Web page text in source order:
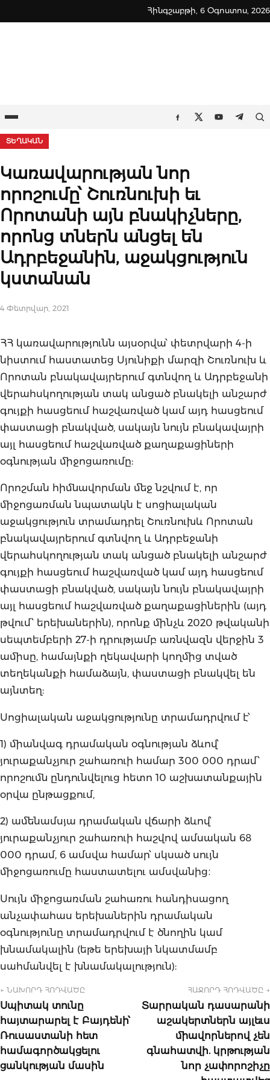
to
Հինգշաբթի, 6 Օգոստոս, 2026
Ընտրացանկ Facebook
TwitterYoutube
ՏԵՂԱԿԱՆ
Կառավարության նոր
որոշումը՝ Շուռնուխի եւ
Որոտանի այն բնակիչները,
որոնց տներն անցել են
Ադրբեջանին, աջակցություն
կստանան
4 Փետրվար, 2021
ՀՀ կառավարությունն այսօրվա՝ փետրվարի 4-ի
նիստում հաստատեց Սյունիքի մարզի Շուռնուխ և
Որոտան բնակավայրերում գտնվող և Ադրբեջանի
վերահսկողության տակ անցած բնակելի անշարժ
գույքի հասցեում հաշվառված կամ այդ հասցեում
փաստացի բնակված, սակայն նույն բնակավայրի
այլ հասցեում հաշվառված քաղաքացիների
օգնության միջոցառումը:
Որոշման հիմնավորման մեջ նշվում է, որ
միջոցառման նպատակն է սոցիալական
աջակցություն տրամադրել Շուռնուխև Որոտան
բնակավայրերում գտնվող և Ադրբեջանի
վերահսկողության տակ անցած բնակելի անշարժ
գույքի հասցեում հաշվառված կամ այդ հասցեում
փաստացի բնակված, սակայն նույն բնակավայրի
այլ հասցեում հաշվառված քաղաքացիներին (այդ
թվում՝ երեխաներին), որոնք մինչև 2020 թվականի
սեպտեմբերի 27-ի դրությամբ առնվազն վերջին 3
ամիսը, համայնքի ղեկավարի կողմից տված
տեղեկանքի համաձայն, փաստացի բնակվել են
այնտեղ:
Սոցիալական աջակցությունը տրամադրվում է՝
1) միանվագ դրամական օգնության ձևով՝
յուրաքանչյուր շահառուի համար 300 000 դրամ՝
որոշումն ընդունվելուց հետո 10 աշխատանքային
օրվա ընթացքում,
2) ամենամսյա դրամական վճարի ձևով՝
յուրաքանչյուր շահառուի հաշվով ամսական 68
000 դրամ, 6 ամսվա համար՝ սկսած սույն
միջոցառումը հաստատելու ամսվանից։
Սույն միջոցառման շահառու հանդիսացող
անչափահաս երեխաներին դրամական
օգնությունը տրամադրվում է ծնողին կամ
խնամակալին (եթե երեխայի նկատմամբ
սահմանվել է խնամակալություն):
← ՆԱԽՈՐԴ ՀՈԴՎԱԾԸ
Սպիտակ տունը
հայտարարել է Բայդենի՝
Ռուսաստանի հետ
համագործակցելու
ցանկության մասին
ՀԱՋՈՐԴ ՀՈԴՎԱԾԸ →
Տարրական դասարանի
աշակերտներն այլեւս
միավորներով չեն
գնահատվի. կրթության
նոր չափորոշիչը